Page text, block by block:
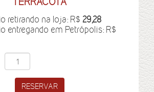
retirando na loja: R$ 29,28
entregando em Petrópolis: R$